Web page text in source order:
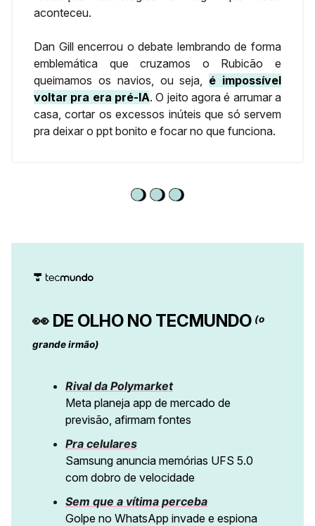
aconteceu.
Dan Gill encerrou o debate lembrando de forma
emblemática que cruzamos o Rubicão e
queimamos os navios, ou seja, é impossível
voltar pra era pré-IA. O jeito agora é arrumar a
casa, cortar os excessos inúteis que só servem
pra deixar o ppt bonito e focar no que funciona.
👀 DE OLHO NO TECMUNDO (o
grande irmão)
Rival da Polymarket
Meta planeja app de mercado de
previsão, afirmam fontes
Pra celulares
Samsung anuncia memórias UFS 5.0
com dobro de velocidade
Sem que a vítima perceba
Golpe no WhatsApp invade e espiona